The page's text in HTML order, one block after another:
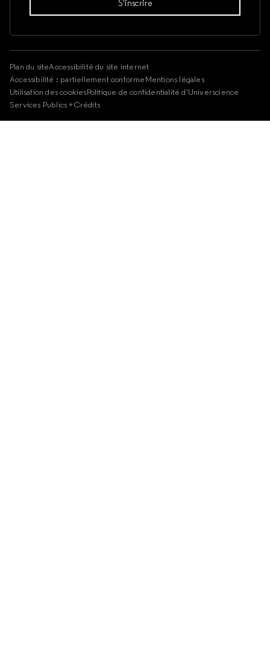
Plan du siteAccessibilité du site internet
Accessibilité : partiellement conformeMentions légales
Utilisation des cookiesPolitique de confidentialité d'Universcience
Services Publics +Crédits